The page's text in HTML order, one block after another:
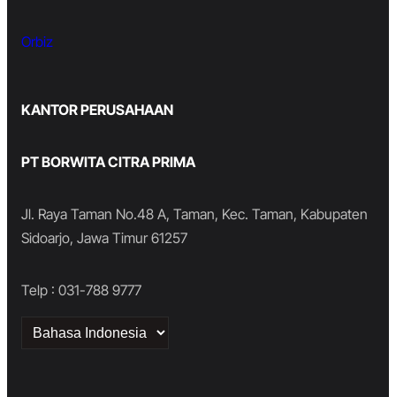
Orbiz
KANTOR PERUSAHAAN
PT BORWITA CITRA PRIMA
Jl. Raya Taman No.48 A, Taman, Kec. Taman, Kabupaten
Sidoarjo, Jawa Timur 61257
Telp : 031-788 9777
Choose